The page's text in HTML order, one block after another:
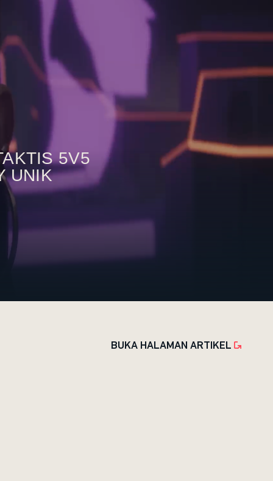
5V5
UNIK
BUKA HALAMAN ARTIKEL